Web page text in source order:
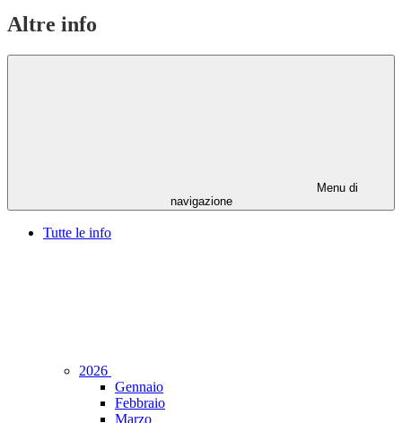
Altre info
Menu di
navigazione
Tutte le info
2026
Gennaio
Febbraio
Marzo